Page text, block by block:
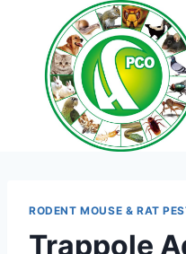
contenido
RODENT MOUSE & RAT
Trappole